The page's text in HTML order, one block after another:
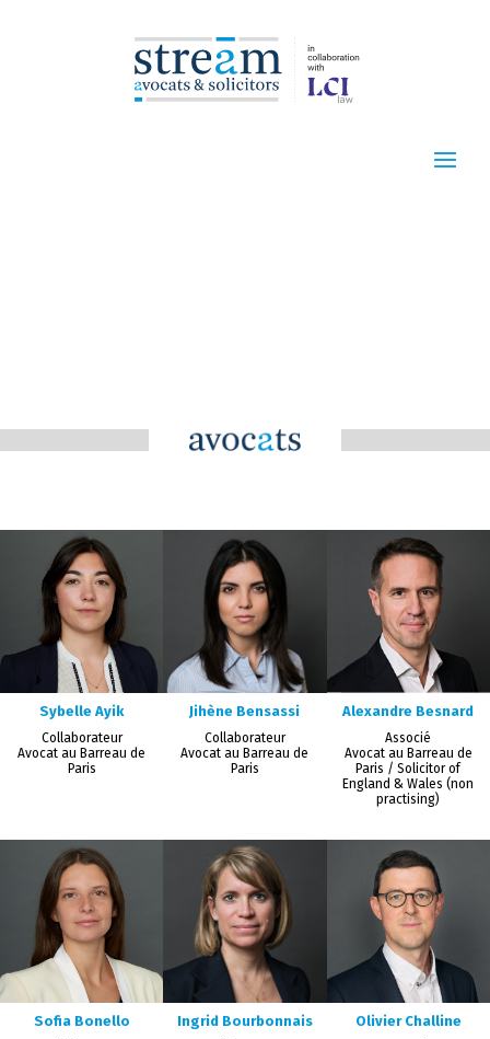
Sybelle Ayik
Collaborateur
Avocat au Barreau de
Paris
Jihène Bensassi
Collaborateur
Avocat au Barreau de
Paris
Alexandre Besnard
Associé
Avocat au Barreau de
Paris / Solicitor of
England & Wales (non
practising)
Sofia Bonello Ingrid Bourbonnais Olivier Challine